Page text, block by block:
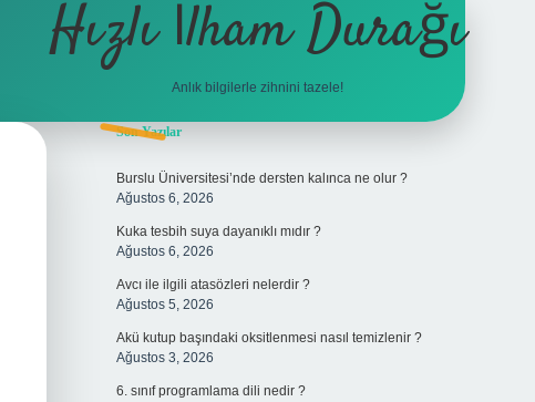
Hızlı İlham Durağı
Anlık bilgilerle zihnini tazele!
Sidebar
Son Yazılar
Burslu Üniversitesi’nde dersten kalınca ne olur ?
Ağustos 6, 2026
Kuka tesbih suya dayanıklı mıdır ?
Ağustos 6, 2026
Avcı ile ilgili atasözleri nelerdir ?
Ağustos 5, 2026
Akü kutup başındaki oksitlenmesi nasıl temizlenir ?
Ağustos 3, 2026
6. sınıf programlama dili nedir ?